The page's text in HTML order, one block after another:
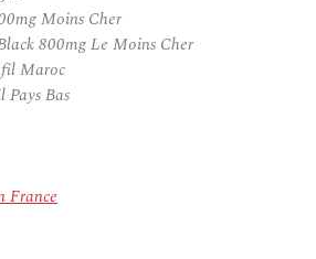
Moins Cher
800mg Le Moins Cher
Maroc
Bas
France